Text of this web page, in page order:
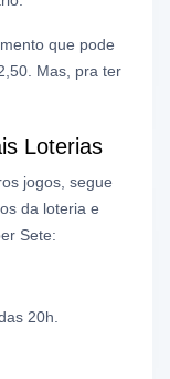
que pode
Mas, pra ter
Loterias
jogos, segue
da loteria e
Sete:
20h.